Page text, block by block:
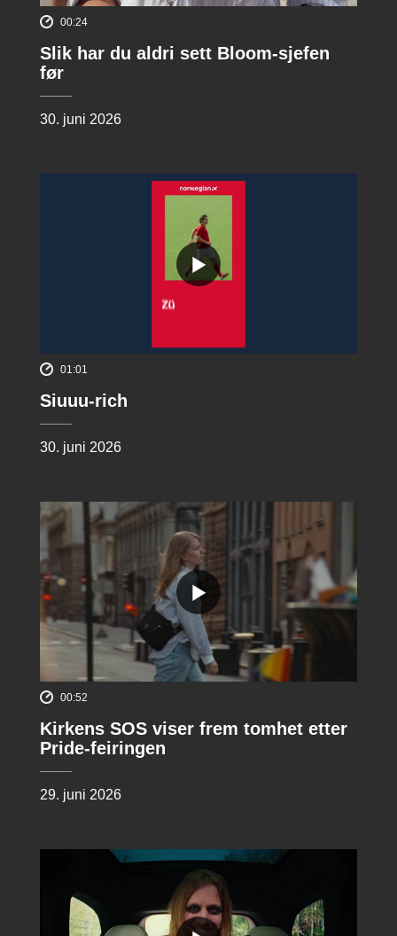
00:24
Slik har du aldri sett Bloom-sjefen
før
30. juni 2026
01:01
Siuuu-rich
30. juni 2026
00:52
Kirkens SOS viser frem tomhet etter
Pride-feiringen
29. juni 2026